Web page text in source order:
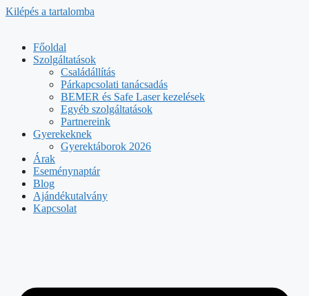
Kilépés a tartalomba
Főoldal
Szolgáltatások
Családállítás
Párkapcsolati tanácsadás
BEMER és Safe Laser kezelések
Egyéb szolgáltatások
Partnereink
Gyerekeknek
Gyerektáborok 2026
Árak
Eseménynaptár
Blog
Ajándékutalvány
Kapcsolat